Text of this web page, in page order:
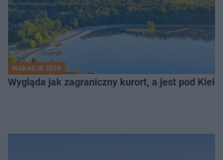
WAKACJE 2026
Wygląda jak zagraniczny kurort, a jest pod